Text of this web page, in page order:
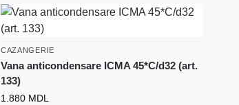
CAZANGERIE
Vana anticondensare ICMA 45*C/d32 (art.
133)
1.880 MDL